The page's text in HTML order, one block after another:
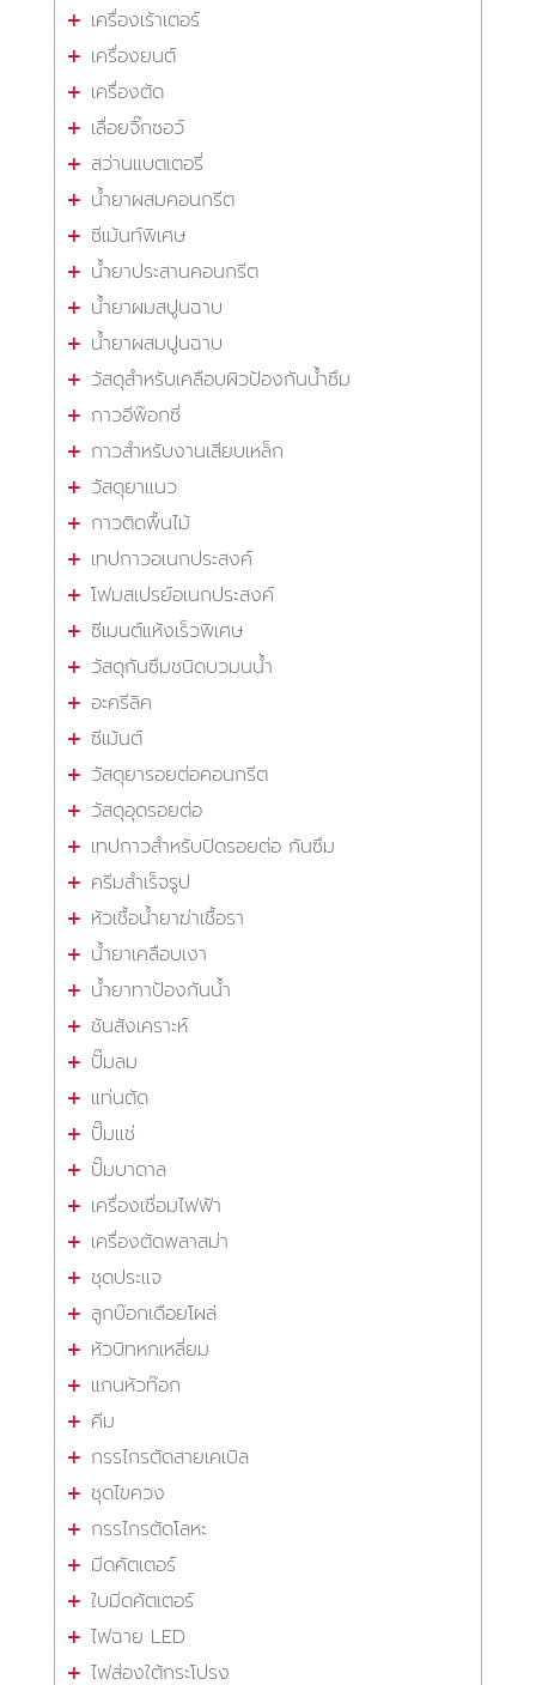
เครื่องเร้าเตอร์
เครื่องยนต์
เครื่องตัด
เลื่อยจิ๊กซอว์
สว่านแบตเตอรี่
น้ำยาผสมคอนกรีต
ซีเม้นท์พิเศษ
น้ำยาประสานคอนกรีต
น้ำยาผมสปูนฉาบ
น้ำยาผสมปูนฉาบ
วัสดุสำหรับเคลือบผิวป้องกันน้ำซึม
กาวอีพ๊อกซี่
กาวสำหรับงานเสียบเหล็ก
วัสดุยาแนว
กาวติดพื้นไม้
เทปกาวอเนกประสงค์
โฟมสเปรย์อเนกประสงค์
ซีเมนต์แห้งเร็วพิเศษ
วัสดุกันซึมชนิดบวมนน้ำ
อะครีลิค
ซีเม้นต์
วัสดุยารอยต่อคอนกรีต
วัสดุอุดรอยต่อ
เทปกาวสำหรับปิดรอยต่อ กันซึม
ครีมสำเร็จรูป
หัวเชื้อน้ำยาฆ่าเชื้อรา
น้ำยาเคลือบเงา
น้ำยาทาป้องกันน้ำ
ชันสังเคราะห์
ปั๊มลม
แท่นตัด
ปั๊มแช่
ปั๊มบาดาล
เครื่องเชื่อมไฟฟ้า
เครื่องตัดพลาสม่า
ชุดประแจ
ลูกบ๊อกเดือยโผล่
หัวบิทหกเหลี่ยม
แกนหัวท๊อก
คีม
กรรไกรตัดสายเคเบิล
ชุดไขควง
กรรไกรตัดโลหะ
มีดคัตเตอร์
ใบมีดคัตเตอร์
ไฟฉาย LED
ไฟส่องใต้กระโปรง